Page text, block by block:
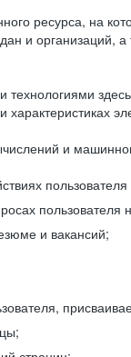
ресурса, на
и организаций,
технологиями
характеристиках
и
пользователя
и вакансий;